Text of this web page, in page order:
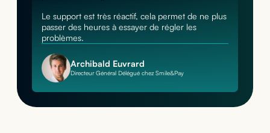
Le support est très réactif, cela permet de ne plus
passer des heures à essayer de régler les
problèmes.
Archibald Euvrard
Directeur Général Délégué chez Smile&Pay